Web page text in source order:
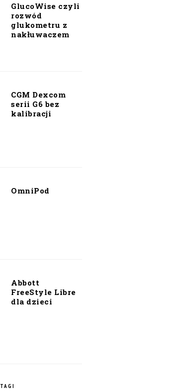
GlucoWise czyli
rozwód
glukometru z
nakłuwaczem
CGM Dexcom
serii G6 bez
kalibracji
OmniPod
Abbott
FreeStyle Libre
dla dzieci
TAGI